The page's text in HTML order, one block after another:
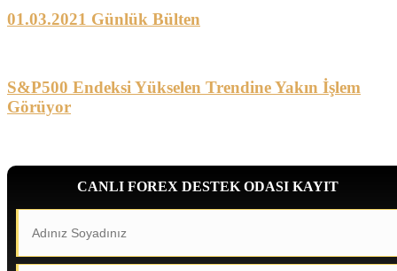
01.03.2021 Günlük Bülten
S&P500 Endeksi Yükselen Trendine Yakın İşlem
Görüyor
CANLI FOREX DESTEK ODASI KAYIT